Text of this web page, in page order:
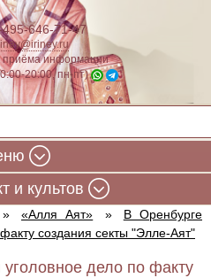
495-646-71-47
приёма информации
20:00, пн-пт)
и культов
» «Алля Аят» »
В Оренбурге
создания секты "Элле-Аят"
дело по факту